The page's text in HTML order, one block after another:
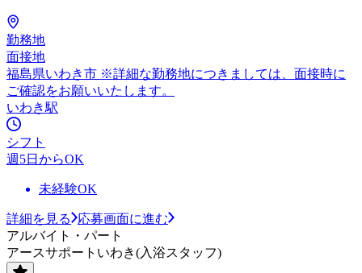
勤務地
面接地
福島県いわき市 ※詳細な勤務地につきましては、面接時に
ご確認をお願いいたします。
いわき駅
シフト
週5日からOK
未経験OK
詳細を見る
応募画面に進む
アルバイト・パート
アースサポートいわき(入浴スタッフ)